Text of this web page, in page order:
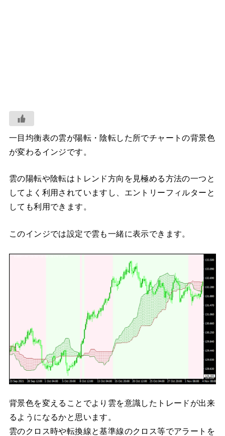
一目均衡表の雲が陽転・陰転した所でチャートの背景色
が変わるインジです。
雲の陽転や陰転はトレンド方向を見極める方法の一つと
してよく利用されていますし、エントリーフィルターと
しても利用できます。
このインジでは設定で雲も一緒に表示できます。
背景色を変えることでより雲を意識したトレードが出来
るようになるかと思います。
雲のクロス時や転換線と基準線のクロス等でアラートを